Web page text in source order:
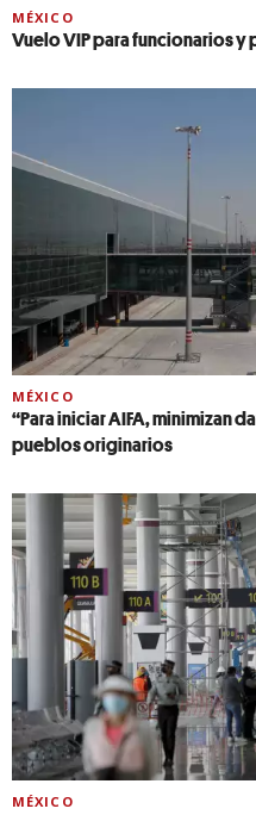
MÉXICO
Vuelo VIP para funcionarios
MÉXICO
“Para iniciar AIFA, minimizan
pueblos originarios
MÉXICO